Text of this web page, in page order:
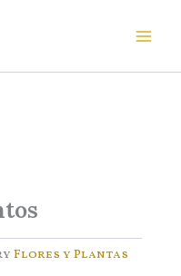
Flores y Plantas